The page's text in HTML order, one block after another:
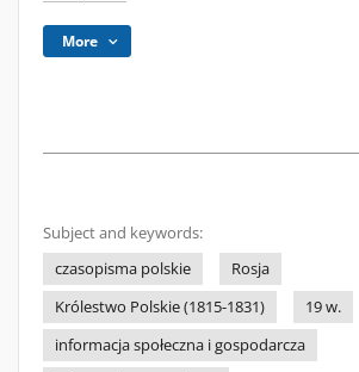
More
Subject and keywords:
czasopisma polskie
Rosja
Królestwo Polskie (1815-1831)
19 w.
informacja społeczna i gospodarcza